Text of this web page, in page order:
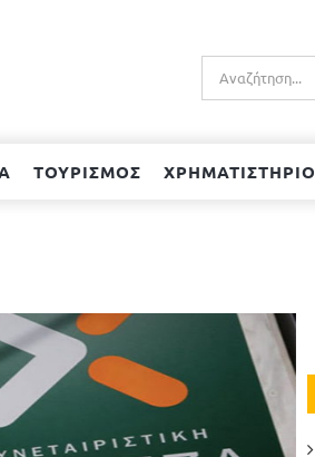
Αναζήτηση
για:
ΤΟΥΡΙΣΜΟΣ ΧΡΗΜΑΤΙΣΤΗΡΙΟ